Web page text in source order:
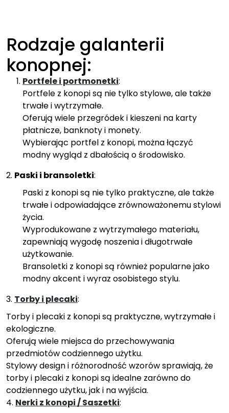
można
stronie
produktu
Rodzaje galanterii
konopnej:
Portfele i portmonetki:
Portfele z konopi są nie tylko stylowe, ale także
trwałe i wytrzymałe.
Oferują wiele przegródek i kieszeni na karty
płatnicze, banknoty i monety.
Wybierając portfel z konopi, można łączyć
modny wygląd z dbałością o środowisko.
2. Paski i bransoletki:
Paski z konopi są nie tylko praktyczne, ale także
trwałe i odpowiadające zrównoważonemu stylowi
życia.
Wyprodukowane z wytrzymałego materiału,
zapewniają wygodę noszenia i długotrwałe
użytkowanie.
Bransoletki z konopi są również popularne jako
modny akcent i wyraz osobistego stylu.
3. Torby i plecaki:
Torby i plecaki z konopi są praktyczne, wytrzymałe i
ekologiczne.
Oferują wiele miejsca do przechowywania
przedmiotów codziennego użytku.
Stylowy design i różnorodność wzorów sprawiają, że
torby i plecaki z konopi są idealne zarówno do
codziennego użytku, jak i na wyjścia.
4. Nerki z konopi / Saszetki: